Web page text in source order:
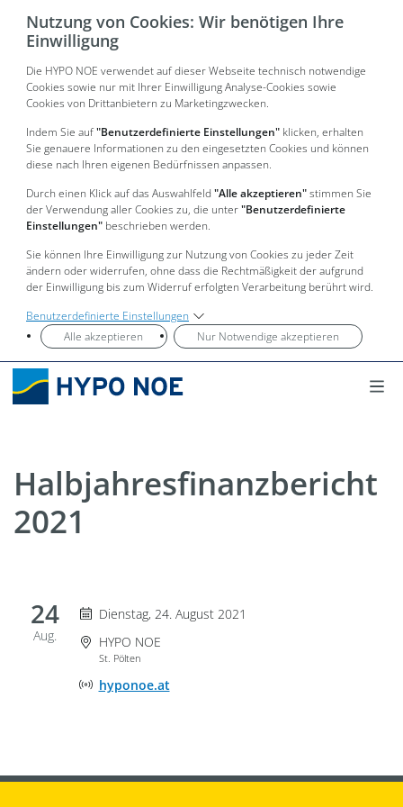
Nutzung von Cookies: Wir benötigen Ihre
Einwilligung
Die HYPO NOE verwendet auf dieser Webseite technisch notwendige
Cookies sowie nur mit Ihrer Einwilligung Analyse-Cookies sowie
Cookies von Drittanbietern zu Marketingzwecken.
Indem Sie auf"Benutzerdefinierte Einstellungen" klicken, erhalten
Sie genauere Informationen zu den eingesetzten Cookies und können
diese nach Ihren eigenen Bedürfnissen anpassen.
Durch einen Klick auf das Auswahlfeld "Alle akzeptieren"stimmen Sie
der Verwendung aller Cookies zu, die unter"Benutzerdefinierte
Einstellungen" beschrieben werden.
Sie können Ihre Einwilligung zur Nutzung von Cookies zu jeder Zeit
ändern oder widerrufen, ohne dass die Rechtmäßigkeit der aufgrund
der Einwilligung bis zum Widerruf erfolgten Verarbeitung berührt wird.
Benutzerdefinierte Einstellungen
Alle akzeptieren
Nur Notwendige akzeptieren
Halbjahresfinanzbericht
2021
24
Aug.
Dienstag 24. August 2021
Dienstag, 24. August 2021
Veranstaltungsort
HYPO NOE
St. Pölten
Adresse der Onlineveranstaltung
hyponoe.at